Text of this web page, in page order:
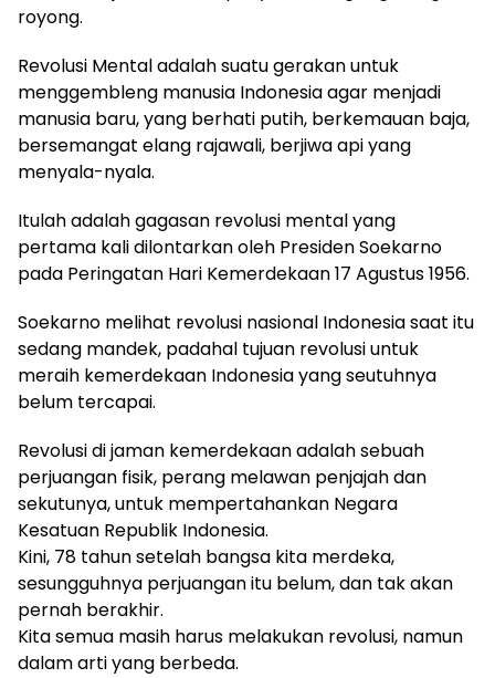
royong.
Revolusi Mental adalah suatu gerakan untuk
menggembleng manusia Indonesia agar menjadi
manusia baru, yang berhati putih, berkemauan baja,
bersemangat elang rajawali, berjiwa api yang
menyala-nyala.
Itulah adalah gagasan revolusi mental yang
pertama kali dilontarkan oleh Presiden Soekarno
pada Peringatan Hari Kemerdekaan 17 Agustus 1956.
Soekarno melihat revolusi nasional Indonesia saat itu
sedang mandek, padahal tujuan revolusi untuk
meraih kemerdekaan Indonesia yang seutuhnya
belum tercapai.
Revolusi di jaman kemerdekaan adalah sebuah
perjuangan fisik, perang melawan penjajah dan
sekutunya, untuk mempertahankan Negara
Kesatuan Republik Indonesia.
Kini, 78 tahun setelah bangsa kita merdeka,
sesungguhnya perjuangan itu belum, dan tak akan
pernah berakhir.
Kita semua masih harus melakukan revolusi, namun
dalam arti yang berbeda.